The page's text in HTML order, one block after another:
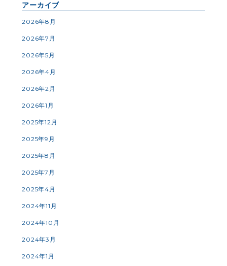
アーカイブ
2026年8月
2026年7月
2026年5月
2026年4月
2026年2月
2026年1月
2025年12月
2025年9月
2025年8月
2025年7月
2025年4月
2024年11月
2024年10月
2024年3月
2024年1月